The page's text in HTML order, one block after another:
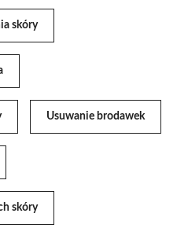
skóry
Usuwanie brodawek
skóry